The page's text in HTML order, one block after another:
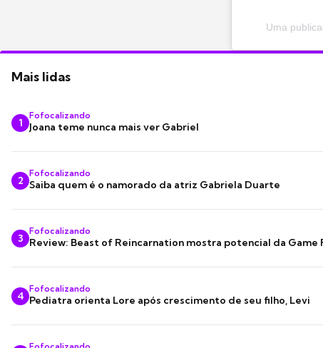
Uma
Mais lidas
1
Fofocalizando
Joana teme nunca mais ver Gabriel
2
Fofocalizando
Saiba quem é o namorado da atriz Gabriela Duarte
3
Fofocalizando
Review: Beast of Reincarnation mostra potencial da Game
4
Fofocalizando
Pediatra orienta Lore após crescimento de seu filho, Levi